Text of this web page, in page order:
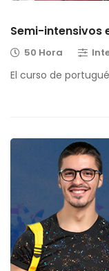
Semi-intensivos
50 Hora
El curso de